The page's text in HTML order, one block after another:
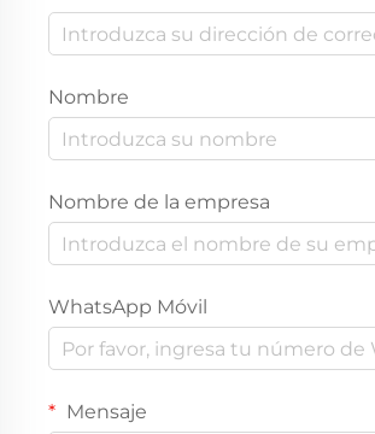
Nombre
Nombre de la empresa
WhatsApp Móvil
Mensaje